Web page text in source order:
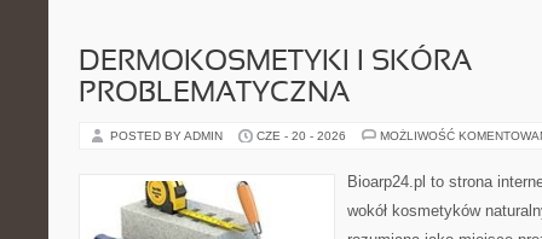
DERMOKOSMETYKI I SKÓRA
PROBLEMATYCZNA
POSTED BY ADMIN CZE - 20 - 2026 MOŻLIWOŚĆ
Bioarp24.pl to strona
wokół kosmetyków